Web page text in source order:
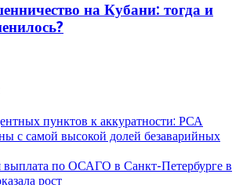
на Кубани: тогда и
пунктов к аккуратности: РСА
с самой высокой долей безаварийных
выплата по ОСАГО в Санкт-Петербурге в
рост